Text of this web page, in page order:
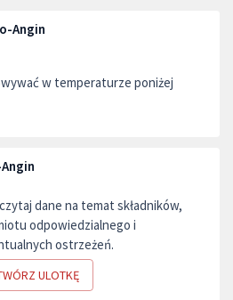
Angin
w temperaturze poniżej
dane na temat składników,
odpowiedzialnego i
ostrzeżeń.
ULOTKĘ